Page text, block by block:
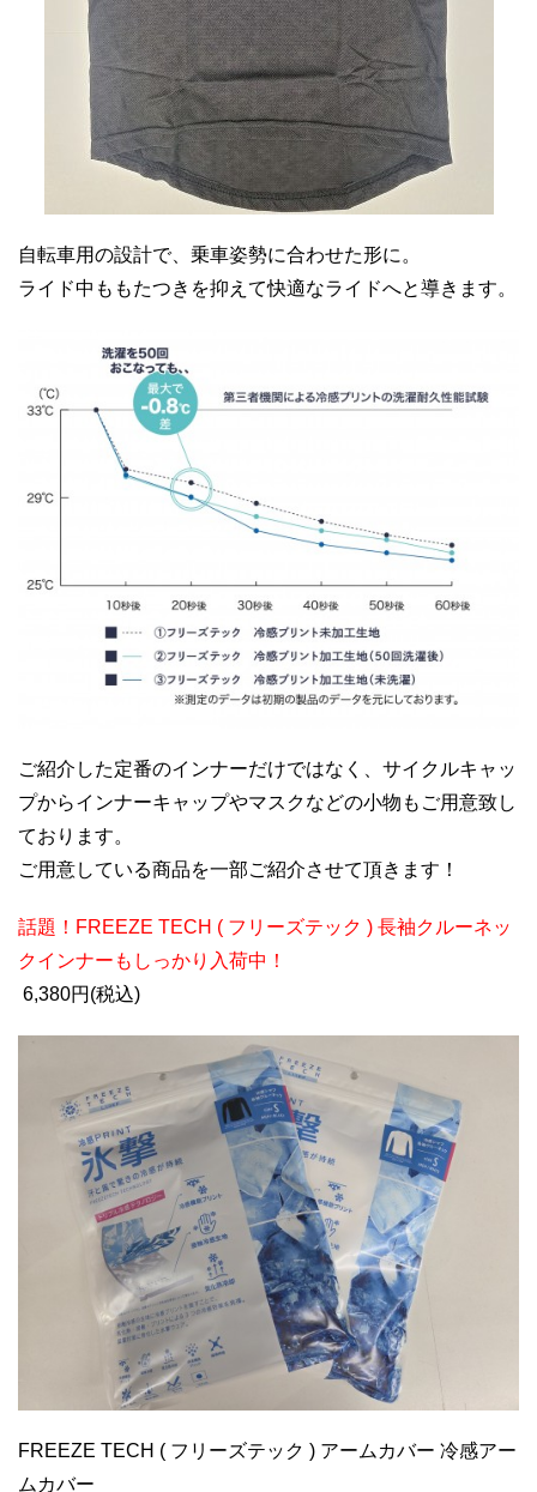
自転車用の設計で、乗車姿勢に合わせた形に。
ライド中ももたつきを抑えて快適なライドへと導きます。
ご紹介した定番のインナーだけではなく、サイクルキャッ
プからインナーキャップやマスクなどの小物もご用意致し
ております。
ご用意している商品を一部ご紹介させて頂きます！
話題！FREEZE TECH ( フリーズテック ) 長袖クルーネッ
クインナーもしっかり入荷中！
6,380円(税込)
FREEZE TECH ( フリーズテック ) アームカバー 冷感アー
ムカバー